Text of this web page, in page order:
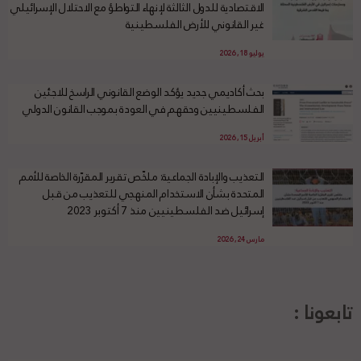
الاقتصادية للدول الثالثة لإنهاء التواطؤ مع الاحتلال الإسرائيلي
غير القانوني للأرض الفلسطينية
يوليو 18, 2026
بحث أكاديمي جديد يؤكد الوضع القانوني الراسخ للاجئين
الفلسطينيين وحقهم في العودة بموجب القانون الدولي
أبريل 15, 2026
التعذيب والإبادة الجماعية: ملخّص تقرير المقرّرة الخاصة للأمم
المتحدة بشأن الاستخدام المنهجي للتعذيب من قبل
إسرائيل ضد الفلسطينيين منذ 7 أكتوبر 2023
مارس 24, 2026
تابعونا :